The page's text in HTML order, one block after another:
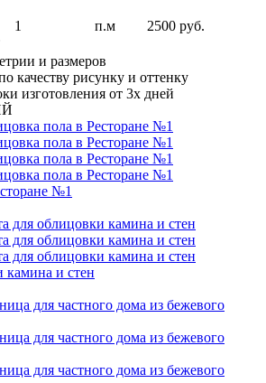
1 п.м 2500 руб.
и размеров
качеству рисунку и оттенку
изготовления от 3х дней
№1
камина и стен